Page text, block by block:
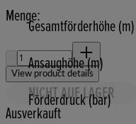
Gesamtförderhöhe (m)
Ansaughöhe (m)
Förderdruck (bar)
Menge:
Menge:
View product details
NICHT AUF LAGER
Ausverkauft